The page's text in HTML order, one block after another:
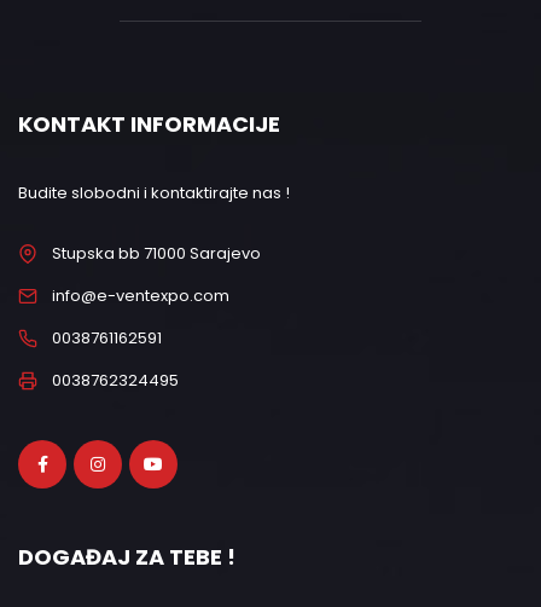
KONTAKT INFORMACIJE
Budite slobodni i kontaktirajte nas !
Stupska bb 71000 Sarajevo
info@e-ventexpo.com
0038761162591
0038762324495
DOGAĐAJ ZA TEBE !